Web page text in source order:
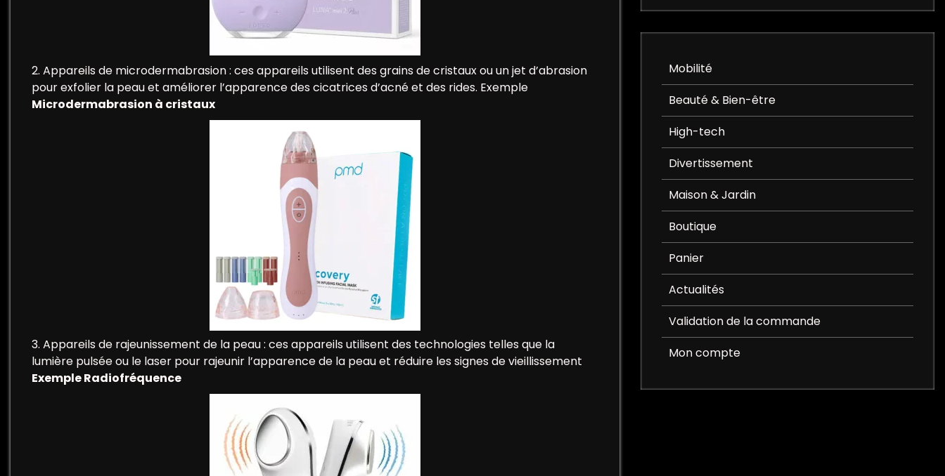
2. Appareils de microdermabrasion : ces appareils utilisent des grains de cristaux ou un jet d’abrasion
pour exfolier la peau et améliorer l’apparence des cicatrices d’acné et des rides. Exemple
Microdermabrasion à cristaux
3. Appareils de rajeunissement de la peau : ces appareils utilisent des technologies telles que la
lumière pulsée ou le laser pour rajeunir l’apparence de la peau et réduire les signes de vieillissement
Exemple Radiofréquence
Mobilité
Beauté & Bien-être
High-tech
Divertissement
Maison & Jardin
Boutique
Panier
Actualités
Validation de la commande
Mon compte